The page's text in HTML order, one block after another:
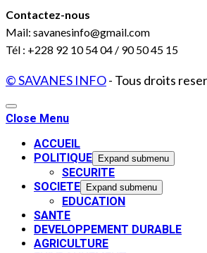
Contactez-nous
Mail: savanesinfo@gmail.com
Tél : +228 92 10 54 04 / 90 50 45 15
© SAVANES INFO- Tous droits
Close Menu
ACCUEIL
POLITIQUE
Expand submenu
SECURITE
SOCIETE
Expand submenu
EDUCATION
SANTE
DEVELOPPEMENT DURABLE
AGRICULTURE